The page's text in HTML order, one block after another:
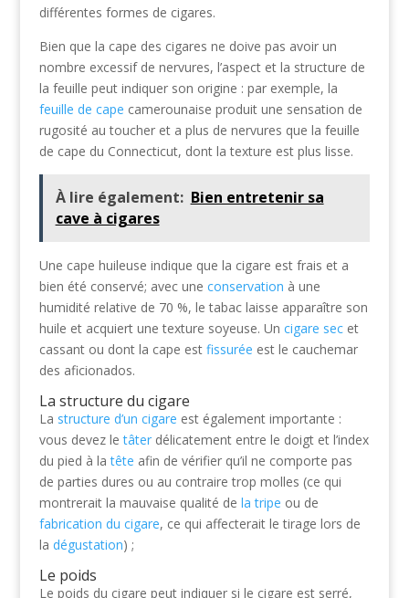
différentes formes de cigares.
Bien que la cape des cigares ne doive pas avoir un
nombre excessif de nervures, l’aspect et la structure de
la feuille peut indiquer son origine : par exemple, la
feuille de cape camerounaise produit une sensation de
rugosité au toucher et a plus de nervures que la feuille
de cape du Connecticut, dont la texture est plus lisse.
À lire également: Bien entretenir sa
cave à cigares
Une cape huileuse indique que la cigare est frais et a
bien été conservé; avec une conservation à une
humidité relative de 70 %, le tabac laisse apparaître son
huile et acquiert une texture soyeuse. Un cigare secet
cassant ou dont la cape est fissurée est le cauchemar
des aficionados.
La structure du cigare
La structure d’un cigare est également importante :
vous devez letâterdélicatement entre le doigt et l’index
du pied à latête afin de vérifier qu’il ne comporte pas
de parties dures ou au contraire trop molles (ce qui
montrerait la mauvaise qualité de la tripe ou de
fabrication du cigare, ce qui affecterait le tirage lors de
la dégustation) ;
Le poids
Le poids du cigare peut indiquer si le cigare est serré,